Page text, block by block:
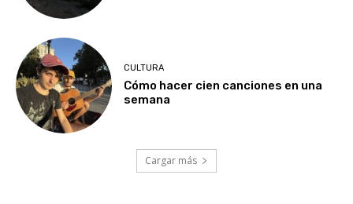
CULTURA
Cómo hacer cien canciones en una
semana
Cargar más